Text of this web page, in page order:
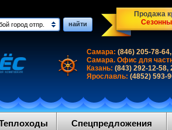
город отпр. найти
Продажа
Самара: (846) 205-78-
Самара. Офис для
Казань: (843) 292-12-58,
Ярославль: (4852) 593-
Спецпредложения